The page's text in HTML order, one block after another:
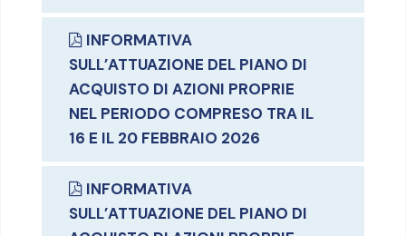
INFORMATIVA
SULL’ATTUAZIONE DEL PIANO DI
ACQUISTO DI AZIONI PROPRIE
NEL PERIODO COMPRESO TRA IL
16 E IL 20 FEBBRAIO 2026
INFORMATIVA
SULL’ATTUAZIONE DEL PIANO DI